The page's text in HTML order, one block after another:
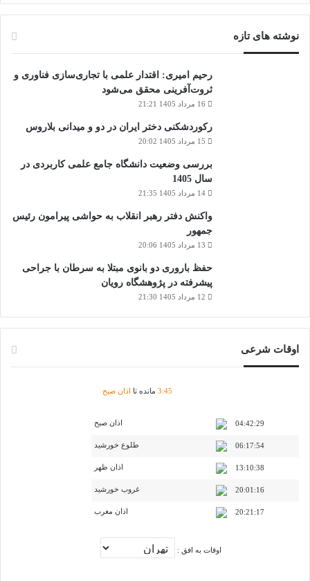
نوشته های تازه
رحیم امیری: اقتدار علمی با تجاری‌سازی فناوری و
ثروت‌آفرینی محقق می‌شود
16 مرداد 1405 21:21
رکوردشکنی دختر ایران در دو و میدانی بلاروس
15 مرداد 1405 20:02
بررسی وضعیت دانشگاه جامع علمی کاربردی در
سال 1405
14 مرداد 1405 21:35
واکنش دفتر رهبر انقلاب به حواشی پیرامون رئیس
جمهور
13 مرداد 1405 20:06
حفظ باروری دو بانوی مبتلا به سرطان با جراحی
پیشرفته در پژوهشگاه رویان
12 مرداد 1405 21:30
اوقات شرعی
3:45 مانده تا اذان صبح
04:42:29 اذان صبح
06:17:54 طلوع خورشید
13:10:38 اذان ظهر
20:01:16 غروب خورشید
20:21:17 اذان مغرب
اوقات به افق :